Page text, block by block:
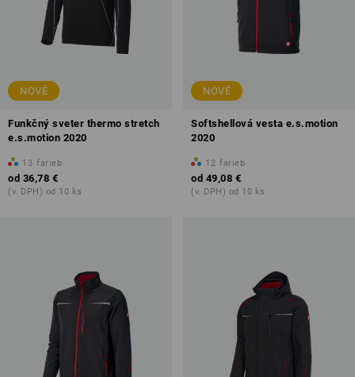
NOVÉ
Funkčný sveter thermo stretch
e.s.motion 2020
13 farieb
od 36,78 €
(v. DPH) od 10 ks
NOVÉ
Softshellová vesta e.s.motion
2020
12 farieb
od 49,08 €
(v. DPH) od 10 ks